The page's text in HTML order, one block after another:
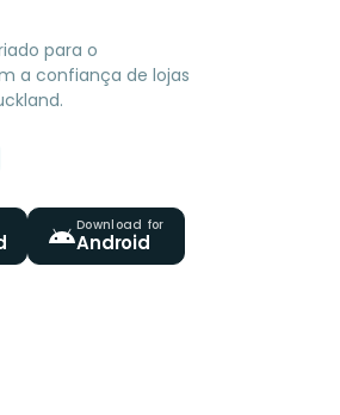
para o
a confiança de lojas
Download for
Android